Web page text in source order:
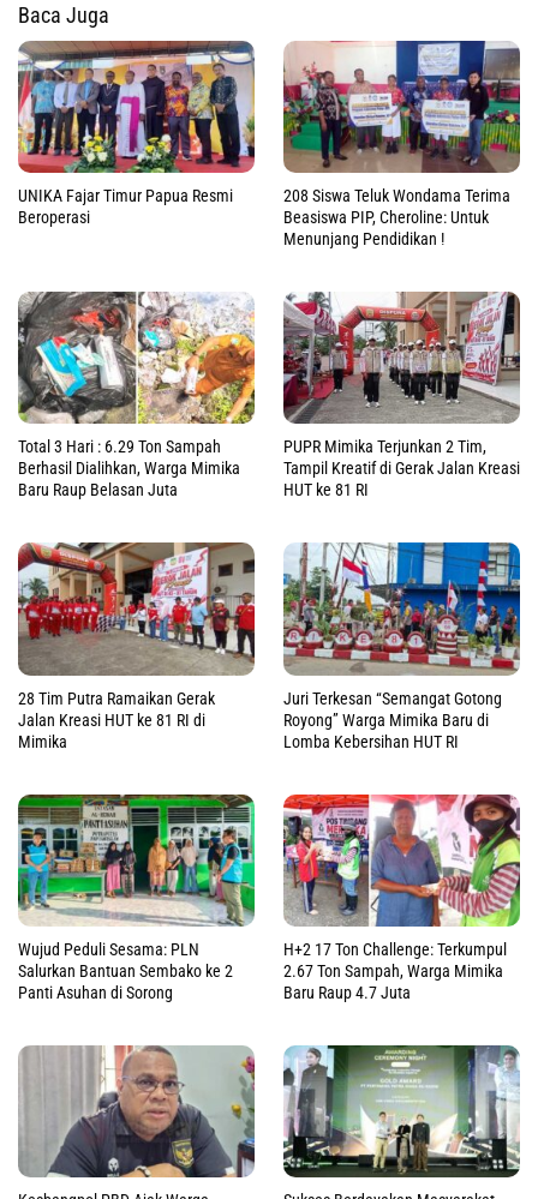
Baca Juga
UNIKA Fajar Timur Papua Resmi
Beroperasi
208 Siswa Teluk Wondama Terima
Beasiswa PIP, Cheroline: Untuk
Menunjang Pendidikan !
Total 3 Hari : 6.29 Ton Sampah
Berhasil Dialihkan, Warga Mimika
Baru Raup Belasan Juta
PUPR Mimika Terjunkan 2 Tim,
Tampil Kreatif di Gerak Jalan Kreasi
HUT ke 81 RI
28 Tim Putra Ramaikan Gerak
Jalan Kreasi HUT ke 81 RI di
Mimika
Juri Terkesan “Semangat Gotong
Royong” Warga Mimika Baru di
Lomba Kebersihan HUT RI
Wujud Peduli Sesama: PLN
Salurkan Bantuan Sembako ke 2
Panti Asuhan di Sorong
H+2 17 Ton Challenge: Terkumpul
2.67 Ton Sampah, Warga Mimika
Baru Raup 4.7 Juta